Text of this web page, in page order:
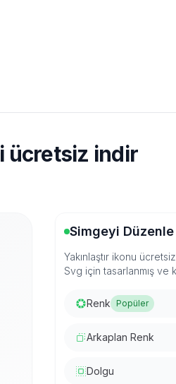
ücretsiz indir
Simgeyi Düzenle
Yakınlaştır ikonu
Svg için tasarlanmış ve
Renk Popüler
Arkaplan Renk
Dolgu